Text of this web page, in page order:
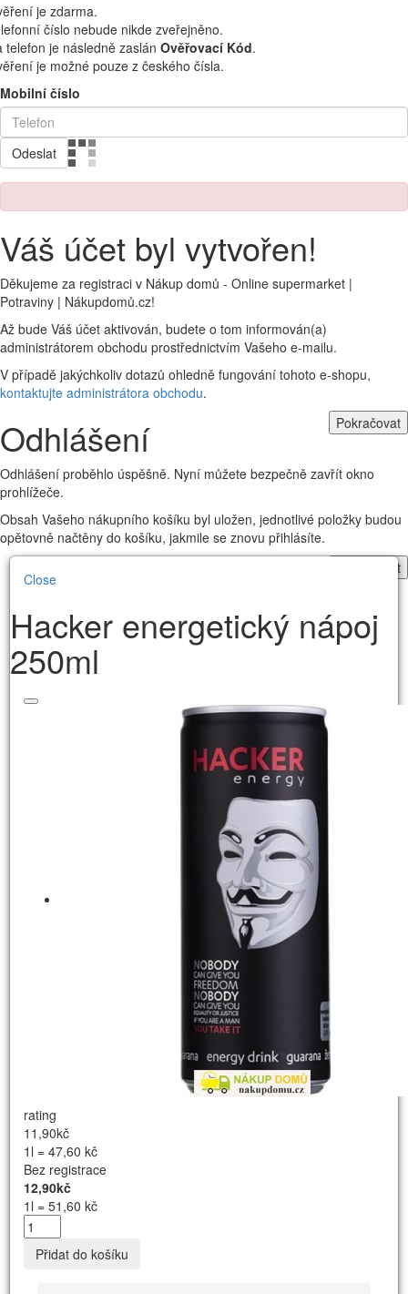
je zdarma.
číslo nebude nikde zveřejněno.
telefon je následně zaslán Ověřovací Kód.
je možné pouze z českého čísla.
Mobilní číslo
Odeslat
Váš účet byl vytvořen!
Děkujeme za registraci v Nákup domů - Online supermarket |
Potraviny | Nákupdomů.cz!
Až bude Váš účet aktivován, budete o tom informován(a)
administrátorem obchodu prostřednictvím Vašeho e-mailu.
V případě jakýchkoliv dotazů ohledně fungování tohoto e-shopu,
kontaktujte administrátora obchodu.
Pokračovat
Odhlášení
Odhlášení proběhlo úspěšně. Nyní můžete bezpečně zavřít okno
prohlížeče.
Obsah Vašeho nákupního košíku byl uložen, jednotlivé položky budou
opětovně načtěny do košíku, jakmile se znovu přihlásíte.
Pokračovat
Close
Hacker energetický nápoj
250ml
rating
11,90kč
1l = 47,60 kč
Bez registrace
12,90kč
1l = 51,60 kč
Přidat do košíku